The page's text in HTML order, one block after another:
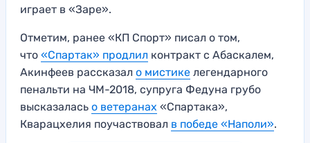
играет в «Заре».
Отметим, ранее «КП Спорт» писал о том,
что «Спартак» продлил контракт с Абаскалем,
Акинфеев рассказал о мистике легендарного
пенальти на ЧМ-2018, супруга Федуна грубо
высказалась о ветеранах «Спартака»,
Кварацхелия поучаствовал в победе «Наполи».